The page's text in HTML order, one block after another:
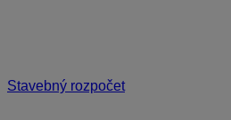
Stavebný rozpočet